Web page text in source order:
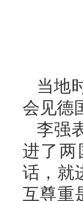
当地
会见德
李强
进了两
话，就
互尊重